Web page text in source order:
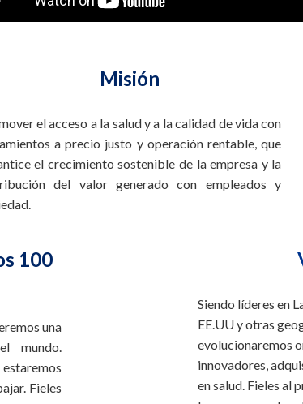
Misión
el acceso a la salud y a la calidad de vida con
a precio justo y operación rentable, que
el crecimiento sostenible de la empresa y la
del valor generado con empleados y
100
una
mundo.
Fieles
Siendo líderes en
EE.UU y otras
evolucionaremos
innovadores,
en salud. Fieles al